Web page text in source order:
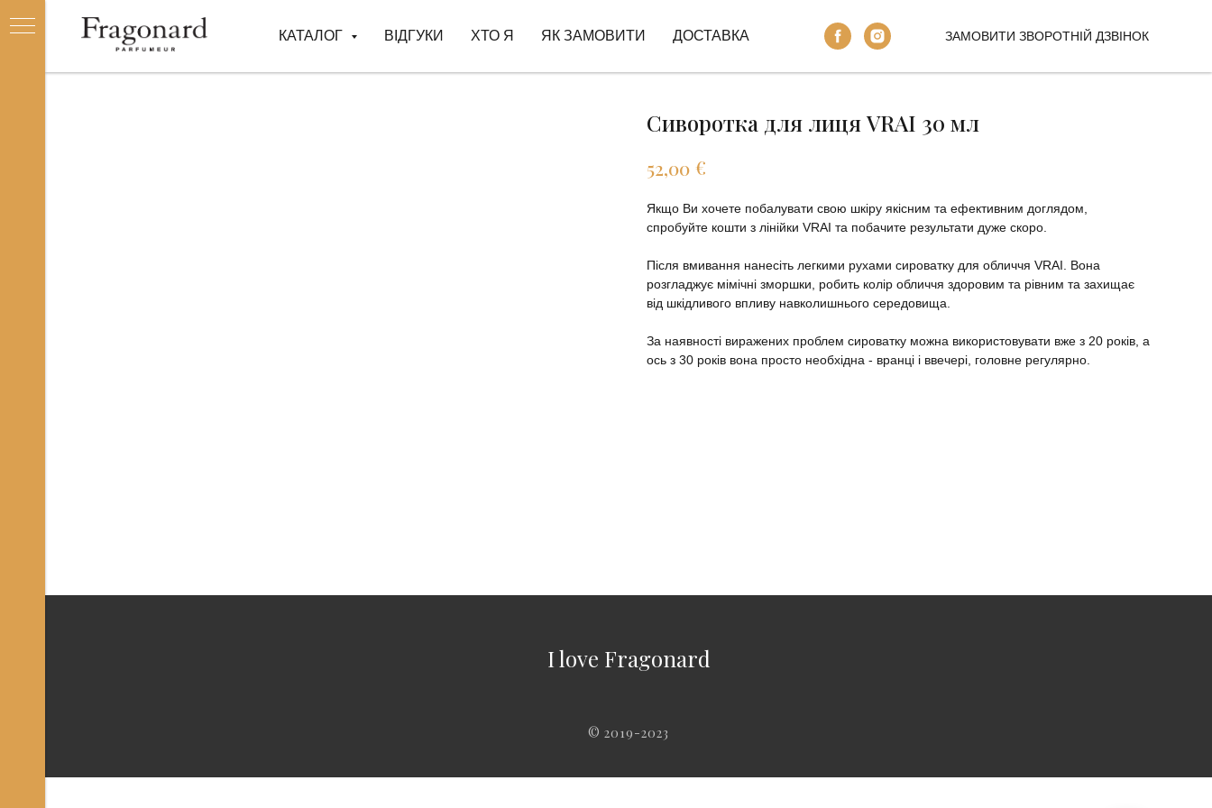
КАТАЛОГ ВІДГУКИ ХТО Я ЯК ЗАМОВИТИ ДОСТАВКА ЗАМОВИТИ ЗВОРОТНІЙ ДЗВІНОК
Сиворотка для лиця VRAI 30 мл
52,00 €
Якщо Ви хочете побалувати свою шкіру якісним та ефективним доглядом,
спробуйте кошти з лінійки VRAI та побачите результати дуже скоро.
Після вмивання нанесіть легкими рухами сироватку для обличчя VRAI. Вона
розгладжує мімічні зморшки, робить колір обличчя здоровим та рівним та захищає
від шкідливого впливу навколишнього середовища.
За наявності виражених проблем сироватку можна використовувати вже з 20 років, а
ось з 30 років вона просто необхідна - вранці і ввечері, головне регулярно.
I love Fragonard
© 2019-2023